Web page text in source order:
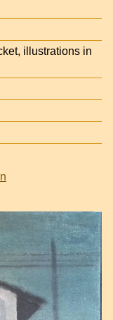
illustrations in